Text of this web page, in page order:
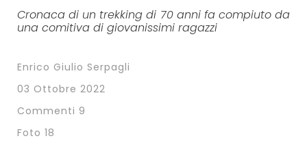
Cronaca di un trekking di 70 anni fa compiuto da
una comitiva di giovanissimi ragazzi
Enrico Giulio Serpagli
03 Ottobre 2022
Commenti 9
Foto 18